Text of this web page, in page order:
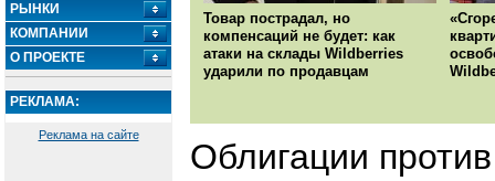
РЫНКИ
КОМПАНИИ
О ПРОЕКТЕ
РЕКЛАМА:
Реклама на сайте
Товар пострадал, но
компенсаций не будет: как
атаки на склады Wildberries
ударили по продавцам
Облигации